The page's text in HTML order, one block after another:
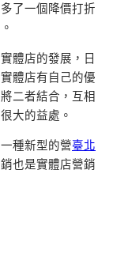
了一個降價打折
體店的發展，日
體店有自己的優
二者結合，互相
大的益處。
種新型的營臺北
也是實體店營銷